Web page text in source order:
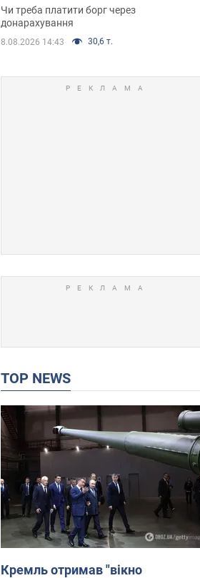
суддя ухвалив
неочікуване рішення
Чи треба платити борг через
донарахування
8.08.2026 14:43 30,6 т.
TOP NEWS
Кремль отримав "вікно